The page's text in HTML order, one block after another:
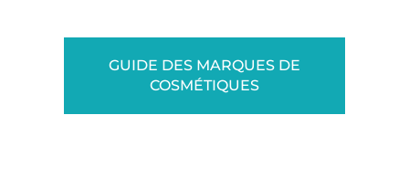
GUIDE DES MARQUES DE
COSMÉTIQUES